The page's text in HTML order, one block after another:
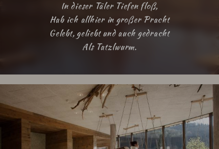
In dieser Täler Tiefen floß,
Hab ich allhier in großer Pracht
Gelebt, geliebt und auch gedracht
Als Tatzlwurm.